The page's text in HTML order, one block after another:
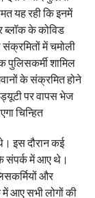
यह रही कि इनमें
ब्लॉक के कोविड
संक्रमितों में चमोली
पुलिसकर्मी शामिल
के संक्रमित होने
पर वापस भेज
चिन्हित
इस दौरान कई
संपर्क में आए थे।
और
में आए सभी लोगों की